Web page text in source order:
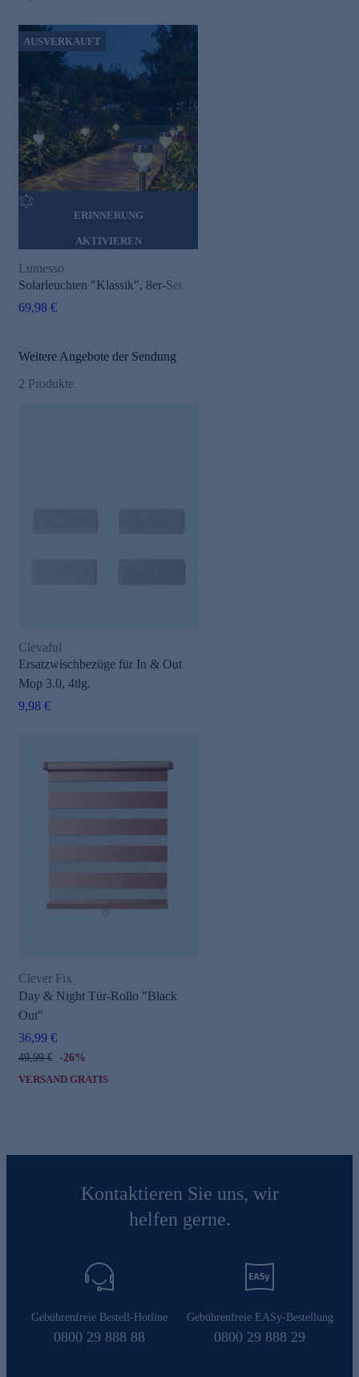
AUSVERKAUFT
ERINNERUNG
AKTIVIEREN
Lumesso
Solarleuchten "Klassik", 8er-Set
69,98 €
Weitere Angebote der Sendung
2 Produkte
Clevaful
Ersatzwischbezüge für In & Out
Mop 3.0, 4tlg.
9,98 €
Clever Fix
Day & Night Tür-Rollo "Black
Out"
36,99 €
49,99 € -26%
VERSAND GRATIS
Kontaktieren Sie uns, wir
helfen gerne.
Gebührenfreie Bestell-Hotline
0800 29 888 88
Gebührenfreie EASy-Bestellung
0800 29 888 29